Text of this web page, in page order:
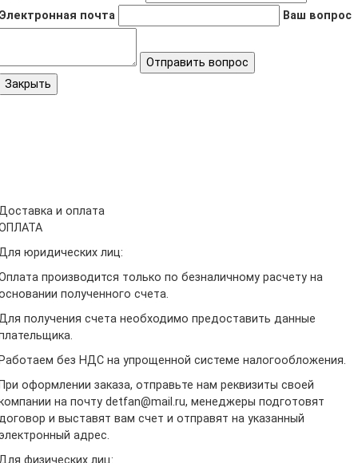
почта
Ваш вопрос
Отправить вопрос
Закрыть
и оплата
юридических лиц:
производится только по безналичному расчету на
полученного счета.
получения счета необходимо предоставить данные
без НДС на упрощенной системе налогообложения.
оформлении заказа, отправьте нам реквизиты своей
на почту detfan@mail.ru, менеджеры подготовят
и выставят вам счет и отправят на указанный
адрес.
физических лиц: